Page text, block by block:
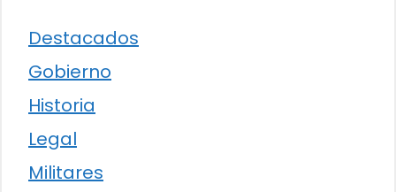
Destacados
Gobierno
Historia
Legal
Militares